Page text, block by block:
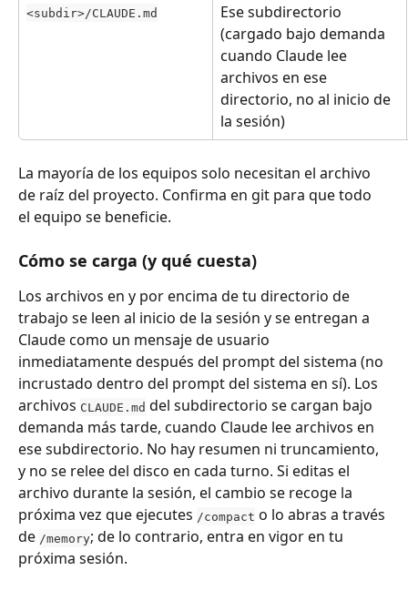
<subdir>/CLAUDE.md
Ese subdirectorio
(cargado bajo demanda
cuando Claude lee
archivos en ese
directorio, no al inicio de
la sesión)
La mayoría de los equipos solo necesitan el archivo
de raíz del proyecto. Confirma en git para que todo
el equipo se beneficie.
Cómo se carga (y qué cuesta)
Los archivos en y por encima de tu directorio de
trabajo se leen al inicio de la sesión y se entregan a
Claude como un mensaje de usuario
inmediatamente después del prompt del sistema (no
incrustado dentro del prompt del sistema en sí). Los
archivos CLAUDE.md del subdirectorio se cargan bajo
demanda más tarde, cuando Claude lee archivos en
ese subdirectorio. No hay resumen ni truncamiento,
y no se relee del disco en cada turno. Si editas el
archivo durante la sesión, el cambio se recoge la
próxima vez que ejecutes /compact o lo abras a través
de /memory; de lo contrario, entra en vigor en tu
próxima sesión.